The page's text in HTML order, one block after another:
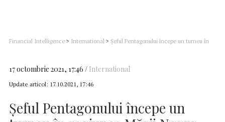
Financial Intelligence > International > Şeful Pentagonului începe un turneu în
17 octombrie 2021, 17:46 International
Update articol: 17.10.2021, 17:46
Şeful Pentagonului începe un